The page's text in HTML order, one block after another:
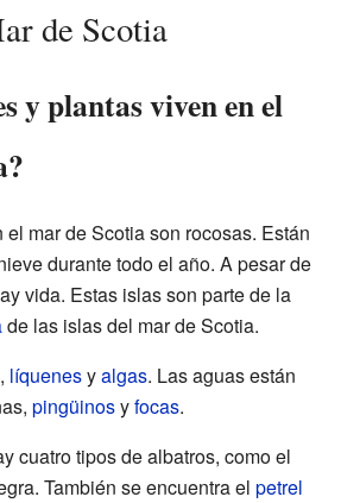
de Scotia
y plantas viven en el
mar de Scotia son rocosas. Están
durante todo el año. A pesar de
vida. Estas islas son parte de la
de las islas del mar de Scotia.
, líquenesyalgas. Las aguas están
pingüinosyfocas.
cuatro tipos de albatros, como el
También se encuentra el petrel